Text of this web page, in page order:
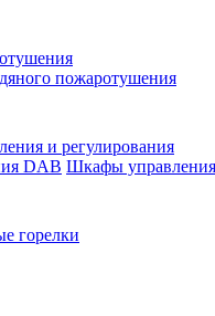
пожаротушения
и регулирования
DAB Шкафы управления
горелки